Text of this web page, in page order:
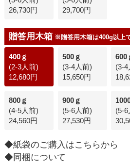
26,730円
29,700円
贈答用木箱 ※贈答用木箱は400g以上
400ｇ
(2-3人前)
12,680円
500ｇ
(3-4人前)
15,650円
600
(3-4
800ｇ
(4-5人前)
24,560円
900ｇ
(5-6人前)
27,530円
(5-6
◆紙袋のご購入はこちらから
◆同梱について